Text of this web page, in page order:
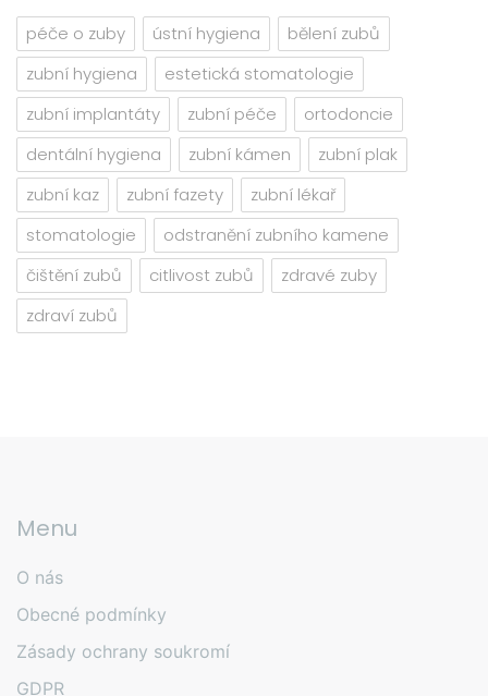
péče o zuby ústní hygiena
bělení zubů
zubní hygiena
estetická stomatologie
zubní implantáty
zubní péče
ortodoncie
dentální hygiena
zubní kámen
zubní plak
zubní kaz
zubní fazety
zubní lékař
stomatologie
odstranění zubního kamene
čištění zubů
citlivost zubů
zdravé zuby
zdraví zubů
Menu
O nás
Obecné podmínky
Zásady ochrany soukromí
GDPR